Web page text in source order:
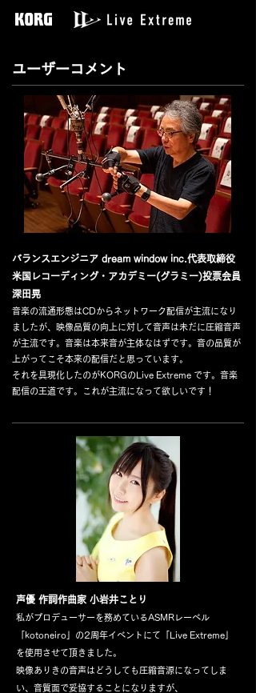
ユーザーコメント
バランスエンジニア dream window inc.代表取締役
米国レコーディング・アカデミー(グラミー)投票会員
深田晃
音楽の流通形態はCDからネットワーク配信が主流になり
ましたが、映像品質の向上に対して音声は未だに圧縮音声
が主流です。音楽は本来音が主体なはずです。音の品質が
上がってこそ本来の配信だと思っています。
それを具現化したのがKORGのLive Extreme です。音楽
配信の王道です。これが主流になって欲しいです！
声優 作詞作曲家 小岩井ことり
私がプロデューサーを務めているASMRレーベル
「kotoneiro」の2周年イベントにて「Live Extreme」
を使用させて頂きました。
映像ありきの音声はどうしても圧縮音源になってしま
い、音質面で妥協することになりますが、